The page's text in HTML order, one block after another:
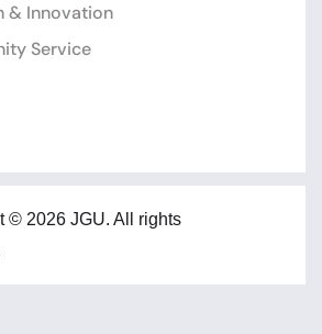
& Innovation
Service
© 2026 JGU. All rights